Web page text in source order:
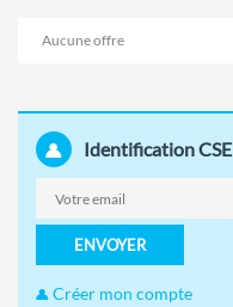
Aucune offre
Identification CSE
ENVOYER
Créer mon compte